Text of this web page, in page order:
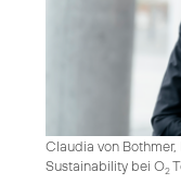
Claudia von
Sustainability bei O2